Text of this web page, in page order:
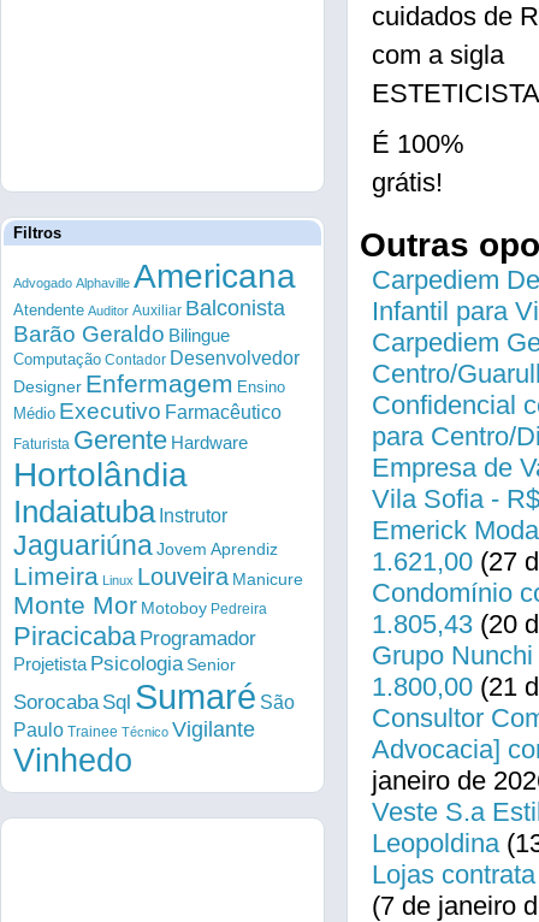
cuidados de
com a sigla
É 100%
grátis!
Outras
Carpediem
Infantil para
Carpediem
Centro/
Confidencial
para Centro/
Empresa de
Vila Sofia -
Emerick
1.621,00 (27
Condomínio
1.805,43 (20
Grupo
1.800,00 (21
Consultor
Advocacia]
janeiro de
Veste S.a
Leopoldina
Lojas
(7 de janeiro
Filtros
Advogado Alphaville Americana
Atendente Auditor Auxiliar Balconista
Barão Geraldo Bilingue
Computação Contador Desenvolvedor
Designer Enfermagem Ensino
Médio Executivo Farmacêutico
Faturista Gerente Hardware
Hortolândia
Indaiatuba Instrutor
Jaguariúna Jovem Aprendiz
Limeira Linux Louveira Manicure
Monte Mor Motoboy Pedreira
Piracicaba Programador
Projetista PsicologiaSenior
Sorocaba Sql Sumaré São
Paulo Trainee Técnico Vigilante
Vinhedo